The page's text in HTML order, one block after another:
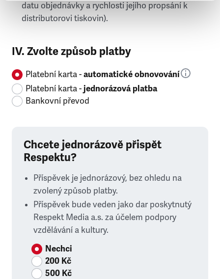
datu objednávky a rychlosti jejího propsání k
distributorovi tiskovin).
IV. Zvolte způsob platby
Platební karta -automatické obnovování
Platební karta -jednorázová platba
Bankovní převod
Chcete jednorázově přispět
Respektu?
Příspěvek je jednorázový, bez ohledu na
zvolený způsob platby.
Příspěvek bude veden jako dar poskytnutý
Respekt Media a.s. za účelem podpory
vzdělávání a kultury.
Nechci
200 Kč
500 Kč